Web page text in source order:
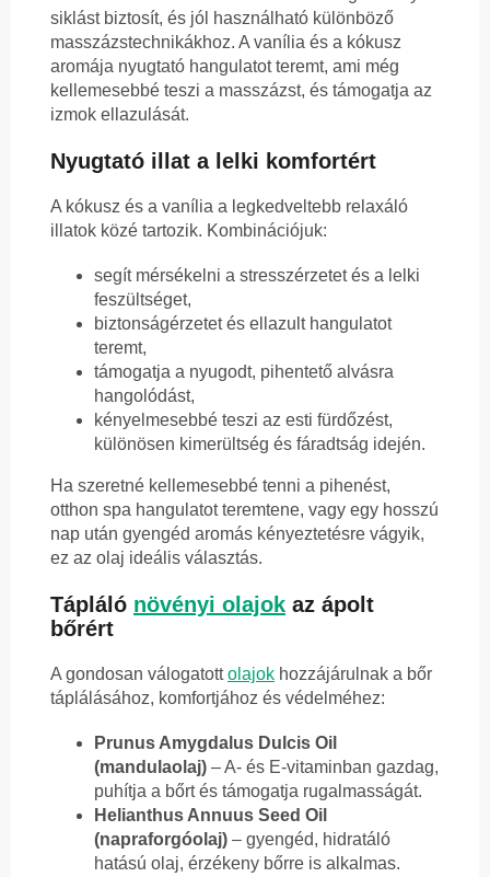
siklást biztosít, és jól használható különböző
masszázstechnikákhoz. A vanília és a kókusz
aromája nyugtató hangulatot teremt, ami még
kellemesebbé teszi a masszázst, és támogatja az
izmok ellazulását.
Nyugtató illat a lelki komfortért
A kókusz és a vanília a legkedveltebb relaxáló
illatok közé tartozik. Kombinációjuk:
segít mérsékelni a stresszérzetet és a lelki
feszültséget,
biztonságérzetet és ellazult hangulatot
teremt,
támogatja a nyugodt, pihentető alvásra
hangolódást,
kényelmesebbé teszi az esti fürdőzést,
különösen kimerültség és fáradtság idején.
Ha szeretné kellemesebbé tenni a pihenést,
otthon spa hangulatot teremtene, vagy egy hosszú
nap után gyengéd aromás kényeztetésre vágyik,
ez az olaj ideális választás.
Tápláló növényi olajok az ápolt
bőrért
A gondosan válogatottolajok hozzájárulnak a bőr
táplálásához, komfortjához és védelméhez:
Prunus Amygdalus Dulcis Oil
(mandulaolaj) – A- és E-vitaminban gazdag,
puhítja a bőrt és támogatja rugalmasságát.
Helianthus Annuus Seed Oil
(napraforgóolaj) – gyengéd, hidratáló
hatású olaj, érzékeny bőrre is alkalmas.